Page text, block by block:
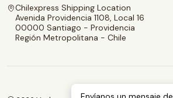
Chilexpress Shipping Location
Avenida Providencia 1108, Local 16
00000 Santiago - Providencia
Región Metropolitana - Chile